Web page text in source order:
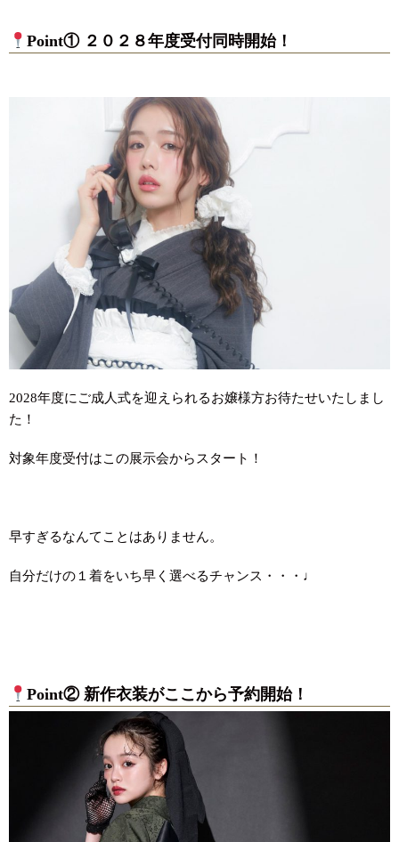
Point① ２０２８年度受付同時開始！
2028年度にご成人式を迎えられるお嬢様方お待たせいたしまし
た！
対象年度受付はこの展示会からスタート！
早すぎるなんてことはありません。
自分だけの１着をいち早く選べるチャンス・・・♩
Point② 新作衣装がここから予約開始！